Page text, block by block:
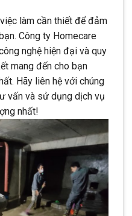
làm cần thiết để đảm
Công ty Homecare
nghệ hiện đại và quy
mang đến cho bạn
Hãy liên hệ với chúng
vấn và sử dụng dịch vụ
nhất!